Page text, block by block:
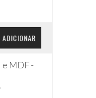
ADICIONAR
e MDF -